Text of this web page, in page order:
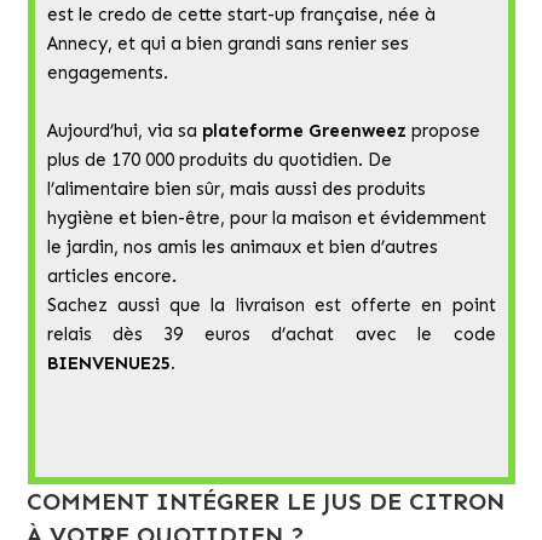
est le credo de cette start-up française, née à
Annecy, et qui a bien grandi sans renier ses
engagements.
Aujourd’hui, via sa plateforme Greenweez propose
plus de 170 000 produits du quotidien. De
l’alimentaire bien sûr, mais aussi des produits
hygiène et bien-être, pour la maison et évidemment
le jardin, nos amis les animaux et bien d’autres
articles encore.
Sachez aussi que la livraison est offerte en point
relais dès 39 euros d’achat avec le code
BIENVENUE25.
COMMENT INTÉGRER LE JUS DE CITRON